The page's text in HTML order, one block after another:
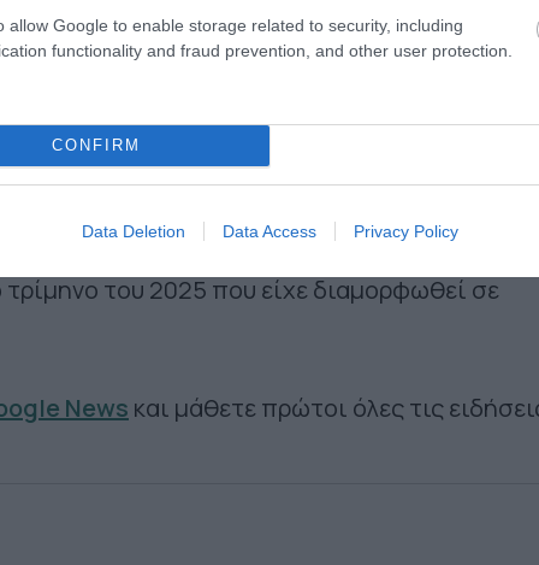
allow Google to enable storage related to security, including
functionality and fraud prevention, and other user protection.
CONFIRM
Data Deletion Data Access Privacy Policy
του τομέα λιανικού εμπορίου, ο κύκλος
ανήλθε σε 9.585.868 χιλ. ευρώ,
του 2025 που είχε διαμορφωθεί σε
οχημάτων, τροφίμων και καυσίμων, ο
ανήλθε σε 4.430.289 χιλ. ευρώ, σημειώνοντας
του 2025 που είχε διαμορφωθεί σε
News και μάθετε πρώτοι όλες τις